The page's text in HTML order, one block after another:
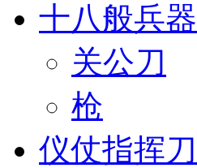
十八般兵器
关公刀
枪
仪仗指挥刀